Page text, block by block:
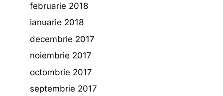
februarie 2018
ianuarie 2018
decembrie 2017
noiembrie 2017
octombrie 2017
septembrie 2017